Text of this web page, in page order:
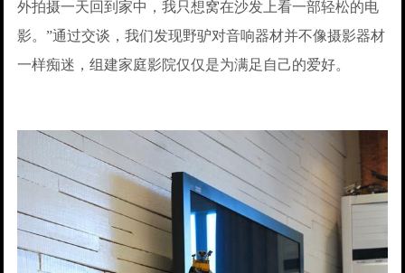
外拍摄一天回到家中，我只想窝在沙发上看一部轻松的电
影。”通过交谈，我们发现野驴对音响器材并不像摄影器材
一样痴迷，组建家庭影院仅仅是为满足自己的爱好。